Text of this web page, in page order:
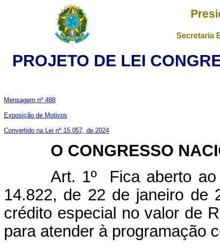
Secretaria
PROJETO DE LEI
Mensagem nº 488
Exposição de Motivos
Convertido na Lei nº 15.057, de 2024
O CONGRESSO
Art. 1º Fica aberto ao
14.822, de 22 de janeiro de
crédito especial no valor de
para atender à programação